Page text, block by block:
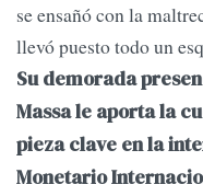
se ensañó con la
llevó puesto todo un
Su demorada
Massa le aporta la
pieza clave en la
Monetario